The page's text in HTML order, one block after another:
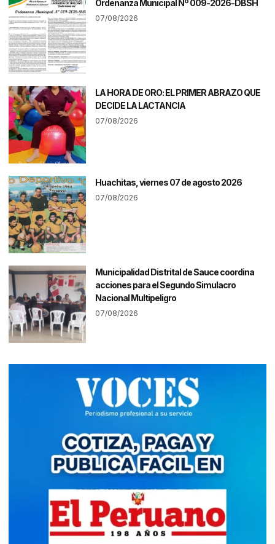
Ordenanza Municipal Nº 009-2026-DBSH
07/08/2026
LA HORA DE ORO: EL PRIMER ABRAZO QUE
DECIDE LA LACTANCIA
07/08/2026
Huachitas, viernes 07 de agosto 2026
07/08/2026
Municipalidad Distrital de Sauce coordina
acciones para el Segundo Simulacro
Nacional Multipeligro
07/08/2026